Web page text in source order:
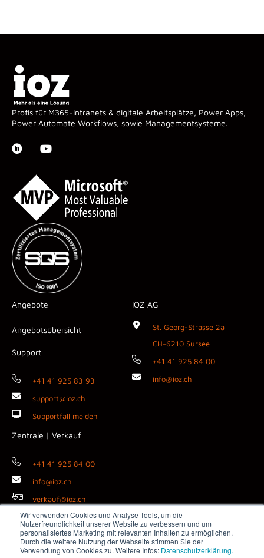
Wir verwenden Cookies und Analyse Tools, um die
Nutzerfreundlichkeit unserer Website zu verbessern und um
personalisiertes Marketing mit relevanten Inhalten zu ermöglichen.
Durch die weitere Nutzung der Webseite stimmen Sie der
Verwendung von Cookies zu. Weitere Infos: Datenschutzerklärung.
Profis für M365-Intranets & digitale Arbeitsplätze, Power Apps,
Power Automate Workflows, sowie Managementsysteme.
Angebote
Angebotsübersicht
Support
+41 41 925 83 93
support@ioz.ch
Supportfall melden
Zentrale | Verkauf
+41 41 925 84 00
info@ioz.ch
verkauf@ioz.ch
IOZ AG
St. Georg-Strasse 2a
CH-6210 Sursee
+41 41 925 84 00
info@ioz.ch
Copyright © 2026 IOZ AG ·Impressum·Datenschutz · AGB